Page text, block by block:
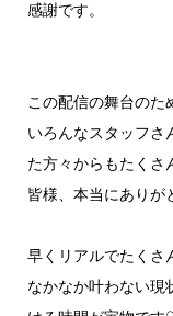
感謝です。
この配信の舞台のた
いろんなスタッフさ
た方々からもたくさ
皆様、本当にあり
早くリアルでたくさ
なかなか叶わない現